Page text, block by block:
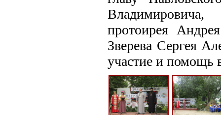
протоирея
Зверева Сергея
участие и помощь